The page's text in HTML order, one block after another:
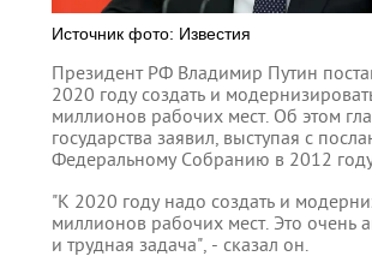
Источник фото: Известия
Президент РФ Владимир Путин
2020 году создать и
миллионов рабочих мест. Об этом
государства заявил, выступая с
Федеральному Собранию в 2012
"К 2020 году надо создать и
миллионов рабочих мест. Это очень
и трудная задача", - сказал он.